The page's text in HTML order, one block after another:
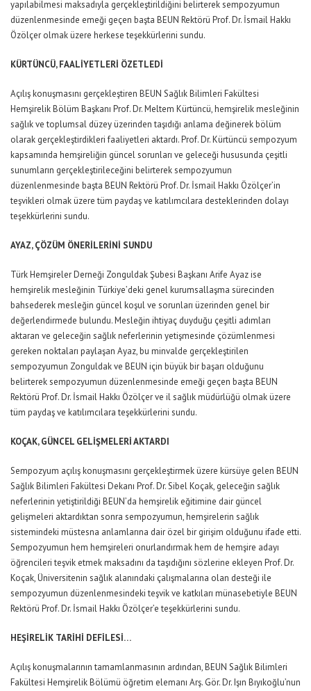
yapılabilmesi maksadıyla gerçekleştirildiğini belirterek sempozyumun
düzenlenmesinde emeği geçen başta BEUN Rektörü Prof. Dr. İsmail Hakkı
Özölçer olmak üzere herkese teşekkürlerini sundu.
KÜRTÜNCÜ, FAALİYETLERİ ÖZETLEDİ
Açılış konuşmasını gerçekleştiren BEUN Sağlık Bilimleri Fakültesi
Hemşirelik Bölüm Başkanı Prof. Dr. Meltem Kürtüncü, hemşirelik mesleğinin
sağlık ve toplumsal düzey üzerinden taşıdığı anlama değinerek bölüm
olarak gerçekleştirdikleri faaliyetleri aktardı. Prof. Dr. Kürtüncü sempozyum
kapsamında hemşireliğin güncel sorunları ve geleceği hususunda çeşitli
sunumların gerçekleştirileceğini belirterek sempozyumun
düzenlenmesinde başta BEUN Rektörü Prof. Dr. İsmail Hakkı Özölçer’in
teşvikleri olmak üzere tüm paydaş ve katılımcılara desteklerinden dolayı
teşekkürlerini sundu.
AYAZ, ÇÖZÜM ÖNERİLERİNİ SUNDU
Türk Hemşireler Derneği Zonguldak Şubesi Başkanı Arife Ayaz ise
hemşirelik mesleğinin Türkiye’deki genel kurumsallaşma sürecinden
bahsederek mesleğin güncel koşul ve sorunları üzerinden genel bir
değerlendirmede bulundu. Mesleğin ihtiyaç duyduğu çeşitli adımları
aktaran ve geleceğin sağlık neferlerinin yetişmesinde çözümlenmesi
gereken noktaları paylaşan Ayaz, bu minvalde gerçekleştirilen
sempozyumun Zonguldak ve BEUN için büyük bir başarı olduğunu
belirterek sempozyumun düzenlenmesinde emeği geçen başta BEUN
Rektörü Prof. Dr. İsmail Hakkı Özölçer ve il sağlık müdürlüğü olmak üzere
tüm paydaş ve katılımcılara teşekkürlerini sundu.
KOÇAK, GÜNCEL GELİŞMELERİ AKTARDI
Sempozyum açılış konuşmasını gerçekleştirmek üzere kürsüye gelen BEUN
Sağlık Bilimleri Fakültesi Dekanı Prof. Dr. Sibel Koçak, geleceğin sağlık
neferlerinin yetiştirildiği BEUN’da hemşirelik eğitimine dair güncel
gelişmeleri aktardıktan sonra sempozyumun, hemşirelerin sağlık
sistemindeki müstesna anlamlarına dair özel bir girişim olduğunu ifade etti.
Sempozyumun hem hemşireleri onurlandırmak hem de hemşire adayı
öğrencileri teşvik etmek maksadını da taşıdığını sözlerine ekleyen Prof. Dr.
Koçak, Üniversitenin sağlık alanındaki çalışmalarına olan desteği ile
sempozyumun düzenlenmesindeki teşvik ve katkıları münasebetiyle BEUN
Rektörü Prof. Dr. İsmail Hakkı Özölçer’e teşekkürlerini sundu.
HEŞİRELİK TARİHİ DEFİLESİ…
Açılış konuşmalarının tamamlanmasının ardından, BEUN Sağlık Bilimleri
Fakültesi Hemşirelik Bölümü öğretim elemanı Arş. Gör. Dr. Işın Bıyıkoğlu’nun